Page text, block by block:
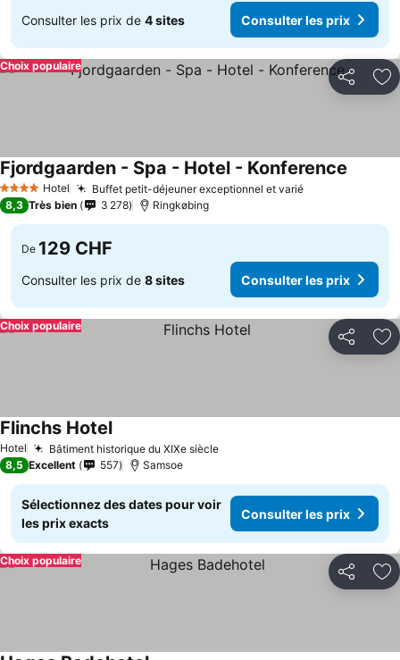
Consulter les prix de 4 sites Consulter les prix
Partager
Choix populaire
4 Étoiles Hotel Buffet petit-déjeuner exceptionnel et varié
Fjordgaarden - Spa - Hotel - Konference
8,3 Très bien 3 278 Ringkøbing
De 129 CHF
Consulter les prix de 8 sites Consulter les prix
Partager
Choix populaire
Hotel Bâtiment historique du XIXe siècle
Flinchs Hotel
8,5 Excellent 557 Samsoe
Sélectionnez des dates pour voir
les prix exacts
Consulter les prix
Partager
Choix populaire